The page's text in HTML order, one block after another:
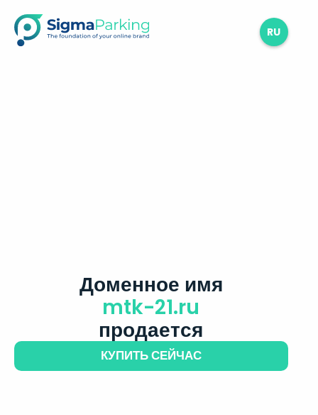
RU
Доменное имя
mtk-21.ru
продается
КУПИТЬ СЕЙЧАС